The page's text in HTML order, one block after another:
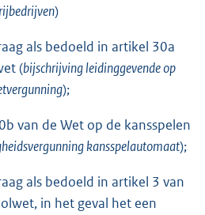
)
als bedoeld in artikel 30a
(bijschrijving leidinggevende op
);
van de Wet op de kansspelen
kansspelautomaat);
als bedoeld in artikel 3 van
in het geval het een